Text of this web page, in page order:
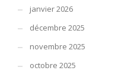
janvier 2026
décembre 2025
novembre 2025
octobre 2025